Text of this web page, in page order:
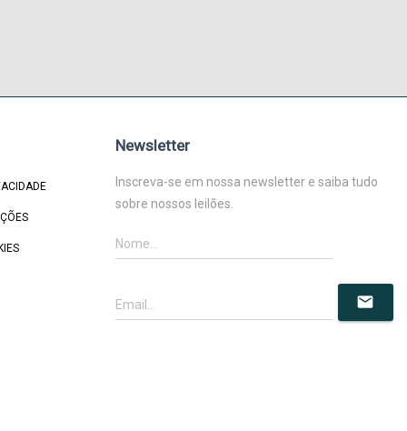
Newsletter
Inscreva-se em nossa newsletter e saiba tudo
sobre nossos leilões.
mail